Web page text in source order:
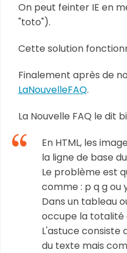
On peut feinter IE en
"toto").
Cette solution
Finalement après de
LaNouvelleFAQ.
La Nouvelle FAQ le dit
En HTML, les
la ligne de base
Le problème est
comme : p q g ou
Dans un tableau
occupe la totalité
L'astuce consiste
du texte mais